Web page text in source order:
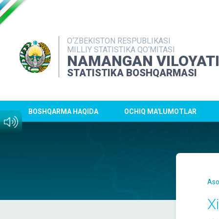
O‘ZBEKISTON RESPUBLIKASI
MILLIY STATISTIKA QO‘MITASI
NAMANGAN VILOYATI
STATISTIKA BOSHQARMASI
BOSHQARMA HAQIDA OCHIQ MA'LUMOTLAR